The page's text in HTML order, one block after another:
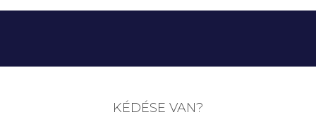
KÉDÉSE VAN?